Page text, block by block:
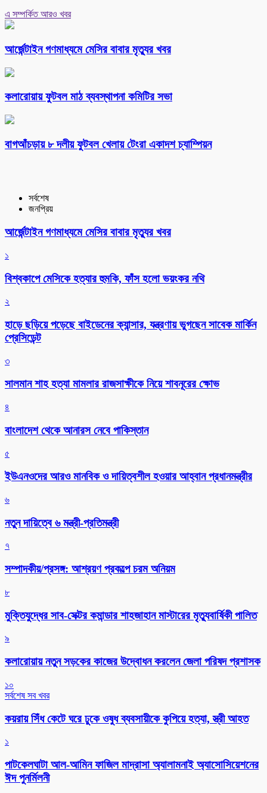
এ সম্পর্কিত আরও খবর
আর্জেন্টাইন গণমাধ্যমে মেসির বাবার মৃত্যুর খবর
কলারোয়ায় ফুটবল মাঠ ব্যবস্থাপনা কমিটির সভা
বাগআঁচড়ায় ৮ দলীয় ফুটবল খেলায় টেংরা একাদশ চ্যাম্পিয়ন
সর্বশেষ
জনপ্রিয়
আর্জেন্টাইন গণমাধ্যমে মেসির বাবার মৃত্যুর খবর
১
বিশ্বকাপে মেসিকে হত্যার হুমকি, ফাঁস হলো ভয়ংকর নথি
২
হাড়ে ছড়িয়ে পড়েছে বাইডেনের ক্যান্সার, যন্ত্রণায় ভুগছেন সাবেক মার্কিন
প্রেসিডেন্ট
৩
সালমান শাহ হত্যা মামলার রাজসাক্ষীকে নিয়ে শাবনূরের ক্ষোভ
৪
বাংলাদেশ থেকে আনারস নেবে পাকিস্তান
৫
ইউএনওদের আরও মানবিক ও দায়িত্বশীল হওয়ার আহ্বান প্রধানমন্ত্রীর
৬
নতুন দায়িত্বে ৬ মন্ত্রী-প্রতিমন্ত্রী
৭
সম্পাদকীয়/প্রসঙ্গ: আশ্রয়ণ প্রকল্পে চরম অনিয়ম
৮
মুক্তিযুদ্ধের সাব-সেক্টর কমান্ডার শাহজাহান মাস্টারের মৃত্যুবার্ষিকী পালিত
৯
কলারোয়ায় নতুন সড়কের কাজের উদ্বোধন করলেন জেলা পরিষদ প্রশাসক
১০
সর্বশেষ সব খবর
কয়রায় সিঁধ কেটে ঘরে ঢুকে ওষুধ ব্যবসায়ীকে কুপিয়ে হত্যা, স্ত্রী আহত
১
পাটকেলঘাটা আল-আমিন ফাজিল মাদ্রাসা অ্যালামনাই অ্যাসোসিয়েশনের
ঈদ পুনর্মিলনী